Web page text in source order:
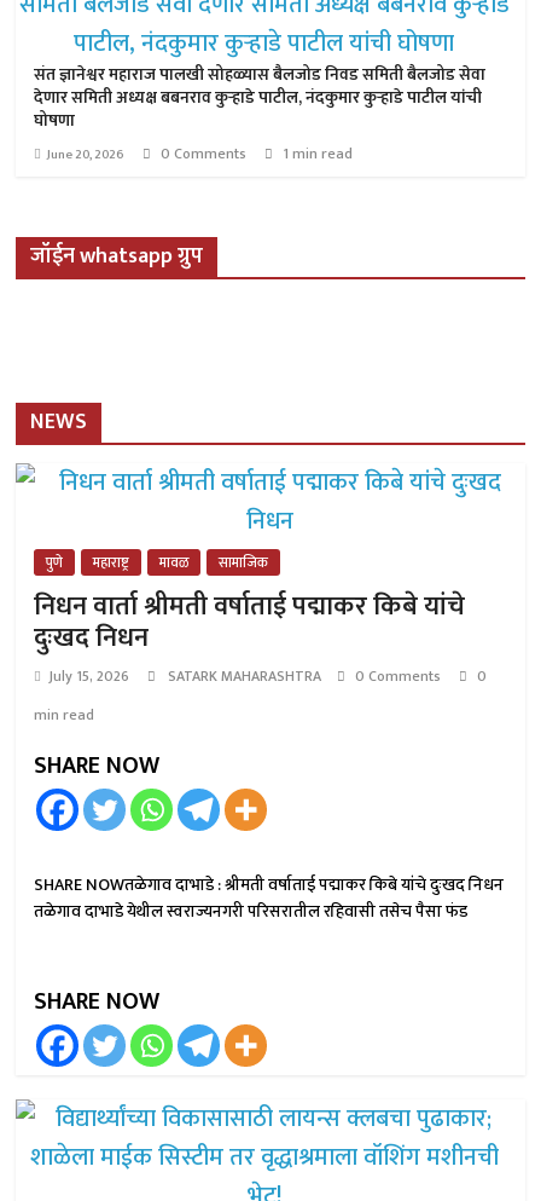
संत ज्ञानेश्वर महाराज पालखी सोहळ्यास बैलजोड निवड समिती बैलजोड सेवा
देणार समिती अध्यक्ष बबनराव कुऱ्हाडे पाटील, नंदकुमार कुऱ्हाडे पाटील यांची
घोषणा
June 20, 2026 0 Comments 1 min read
जॉईन whatsapp ग्रुप
NEWS
पुणे महाराष्ट्र मावळ सामाजिक
निधन वार्ता श्रीमती वर्षाताई पद्माकर किबे यांचे
दुःखद निधन
July 15, 2026 SATARK MAHARASHTRA 0 Comments
0
min read
SHARE NOW
SHARE NOWतळेगाव दाभाडे : श्रीमती वर्षाताई पद्माकर किबे यांचे दुःखद निधन
तळेगाव दाभाडे येथील स्वराज्यनगरी परिसरातील रहिवासी तसेच पैसा फंड
SHARE NOW